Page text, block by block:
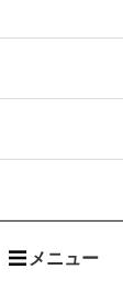
メニュー